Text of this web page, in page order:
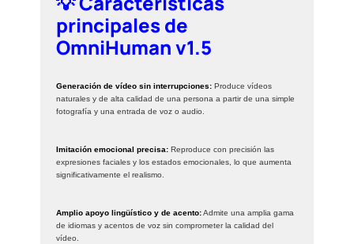
principales de
OmniHuman v1.5
Generación de vídeo sin interrupciones: Produce vídeos
naturales y de alta calidad de una persona a partir de una simple
fotografía y una entrada de voz o audio.
Imitación emocional precisa: Reproduce con precisión las
expresiones faciales y los estados emocionales, lo que aumenta
significativamente el realismo.
Amplio apoyo lingüístico y de acento:Admite una amplia gama
de idiomas y acentos de voz sin comprometer la calidad del
vídeo.